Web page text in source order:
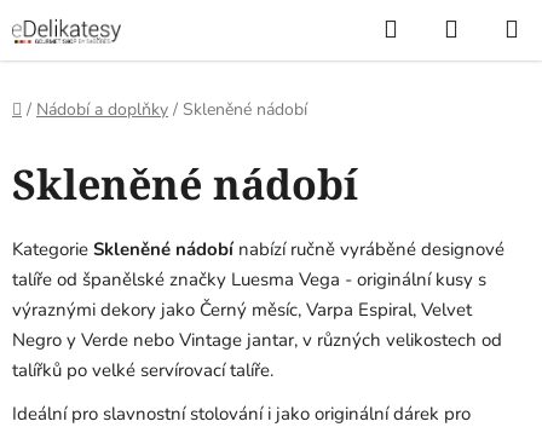
na
obsah
Hledat
KOŠÍK
Domů
/ Nádobí a doplňky / Skleněné nádobí
Skleněné nádobí
Kategorie Skleněné nádobí nabízí ručně vyráběné designové
talíře od španělské značky Luesma Vega - originální kusy s
výraznými dekory jako Černý měsíc, Varpa Espiral, Velvet
Negro y Verde nebo Vintage jantar, v různých velikostech od
talířků po velké servírovací talíře.
Ideální pro slavnostní stolování i jako originální dárek pro